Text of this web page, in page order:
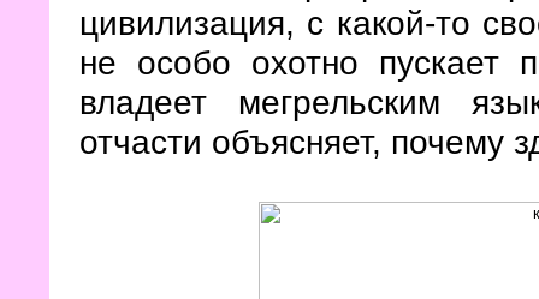
цивилизация, с какой-то
не особо охотно пускает
владеет мегрельским
отчасти объясняет, почему